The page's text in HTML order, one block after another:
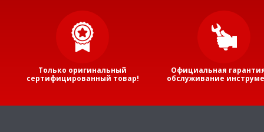
Только оригинальный
сертифицированный товар!
Официальная
обслуживание